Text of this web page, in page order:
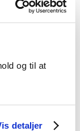
og til at
detaljer
en tekstopgave,